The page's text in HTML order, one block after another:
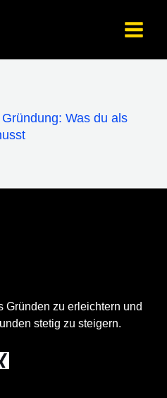
Was du als
Gründen zu erleichtern und
stetig zu steigern.